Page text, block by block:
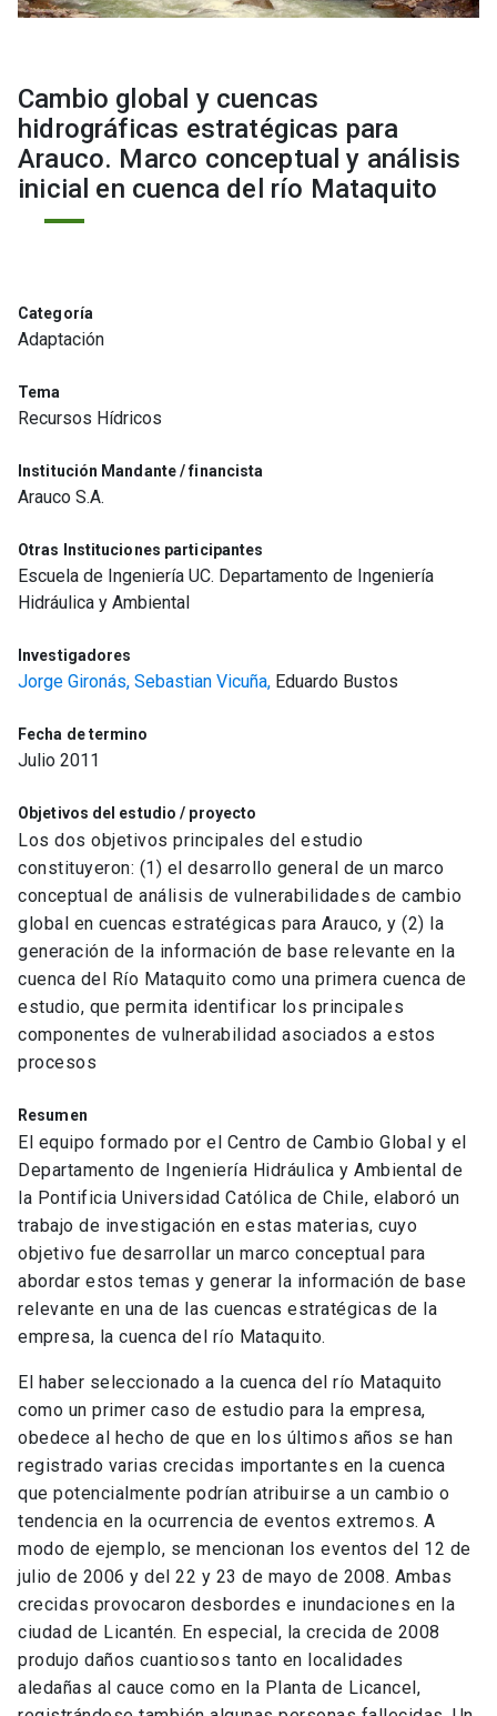
Cambio global y cuencas
hidrográficas estratégicas para
Arauco. Marco conceptual y análisis
inicial en cuenca del río Mataquito
Categoría
Adaptación
Tema
Recursos Hídricos
Institución Mandante / financista
Arauco S.A.
Otras Instituciones participantes
Escuela de Ingeniería UC. Departamento de Ingeniería
Hidráulica y Ambiental
Investigadores
Jorge Gironás, Sebastian Vicuña, Eduardo Bustos
Fecha de termino
Julio 2011
Objetivos del estudio / proyecto
Los dos objetivos principales del estudio
constituyeron: (1) el desarrollo general de un marco
conceptual de análisis de vulnerabilidades de cambio
global en cuencas estratégicas para Arauco, y (2) la
generación de la información de base relevante en la
cuenca del Río Mataquito como una primera cuenca de
estudio, que permita identificar los principales
componentes de vulnerabilidad asociados a estos
procesos
Resumen
El equipo formado por el Centro de Cambio Global y el
Departamento de Ingeniería Hidráulica y Ambiental de
la Pontificia Universidad Católica de Chile, elaboró un
trabajo de investigación en estas materias, cuyo
objetivo fue desarrollar un marco conceptual para
abordar estos temas y generar la información de base
relevante en una de las cuencas estratégicas de la
empresa, la cuenca del río Mataquito.
El haber seleccionado a la cuenca del río Mataquito
como un primer caso de estudio para la empresa,
obedece al hecho de que en los últimos años se han
registrado varias crecidas importantes en la cuenca
que potencialmente podrían atribuirse a un cambio o
tendencia en la ocurrencia de eventos extremos. A
modo de ejemplo, se mencionan los eventos del 12 de
julio de 2006 y del 22 y 23 de mayo de 2008. Ambas
crecidas provocaron desbordes e inundaciones en la
ciudad de Licantén. En especial, la crecida de 2008
produjo daños cuantiosos tanto en localidades
aledañas al cauce como en la Planta de Licancel,